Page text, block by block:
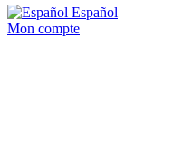
Español
Mon compte